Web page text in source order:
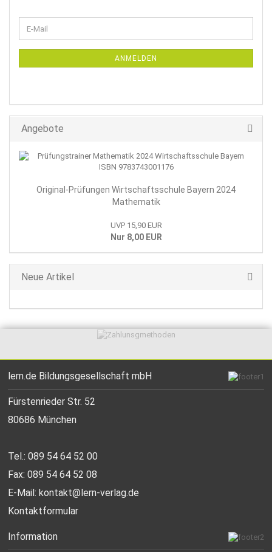
ZUR
E-
Mail
ANMELDEN
Angebote
Original-Prüfungen Wirtschaftsschule Bayern 2024
Mathematik
UVP 15,90 EUR
Nur 8,00 EUR
Neue Artikel
lern.de Bildungsgesellschaft mbH
Fürstenrieder Str. 52
80686 München
Tel.: 089 54 64 52 00
Fax: 089 54 64 52 08
E-Mail:kontakt@lern-verlag.de
Kontaktformular
Information